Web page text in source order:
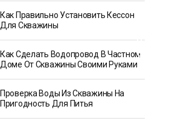
Н
Я
Как Правильно Установить Кессон
Для Скважины
Как Сделать Водопровод В Частном
Доме От Скважины Своими Руками
Проверка Воды Из Скважины На
Пригодность Для Питья